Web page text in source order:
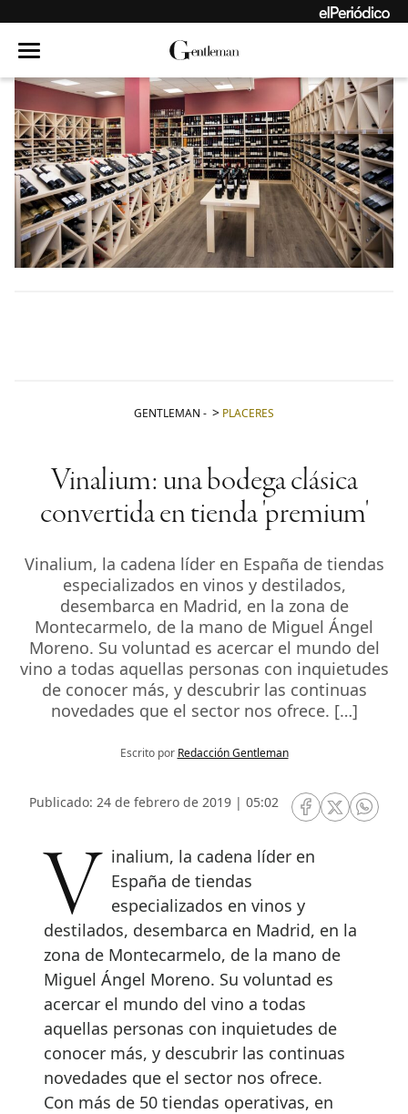
GENTLEMAN - PLACERES
Vinalium: una bodega clásica
convertida en tienda 'premium'
Vinalium, la cadena líder en España de tiendas
especializados en vinos y destilados,
desembarca en Madrid, en la zona de
Montecarmelo, de la mano de Miguel Ángel
Moreno. Su voluntad es acercar el mundo del
vino a todas aquellas personas con inquietudes
de conocer más, y descubrir las continuas
novedades que el sector nos ofrece. […]
Escrito por Redacción Gentleman
Publicado: 24 de febrero de 2019 | 05:02
RRSS Facebook
RRSSRRSS
Vinalium, la cadena líder en
España de tiendas
especializados en vinos y
destilados, desembarca en Madrid, en la
zona de Montecarmelo, de la mano de
Miguel Ángel Moreno. Su voluntad es
acercar el mundo del vino a todas
aquellas personas con inquietudes de
conocer más, y descubrir las continuas
novedades que el sector nos ofrece.
Con más de 50 tiendas operativas, en